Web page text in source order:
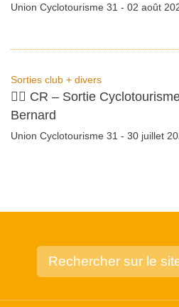
Union Cyclotourisme 31 - 02 août
Sorties club + divers
🚴‍♂️ CR – Sortie
Bernard
Union Cyclotourisme 31 - 30 juillet